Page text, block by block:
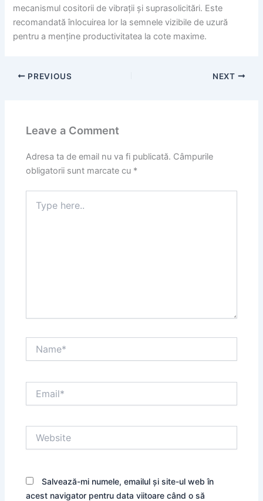
mecanismul cositorii de vibrații și suprasolicitări. Este
recomandată înlocuirea lor la semnele vizibile de uzură
pentru a menține productivitatea la cote maxime.
PREVIOUS NEXT
Leave a Comment
Adresa ta de email nu va fi publicată. Câmpurile
obligatorii sunt marcate cu *
here..
Salvează-mi numele, emailul și site-ul web în
acest navigator pentru data viitoare când o să